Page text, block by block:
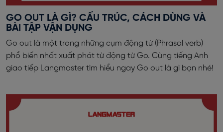
GO OUT LÀ GÌ? CẤU TRÚC, CÁCH DÙNG VÀ
BÀI TẬP VẬN DỤNG
Go out là một trong những cụm động từ (Phrasal verb)
phổ biến nhất xuất phát từ động từ Go. Cùng tiếng Anh
giao tiếp Langmaster tìm hiểu ngay Go out là gì bạn nhé!